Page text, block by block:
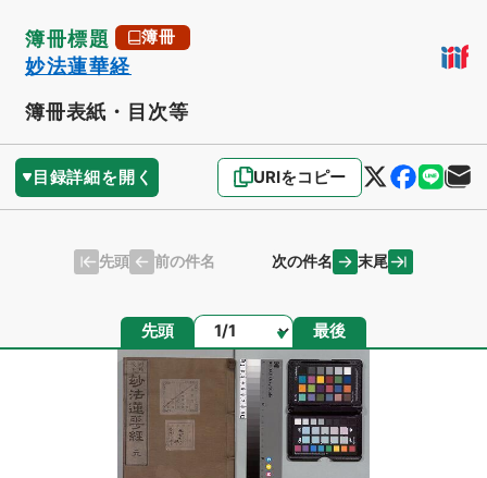
簿冊標題 簿冊
妙法蓮華経
簿冊表紙・目次等
目録詳細を開く URIをコピー
先頭 前の件名 次の件名 末尾
先頭 ページ 最後